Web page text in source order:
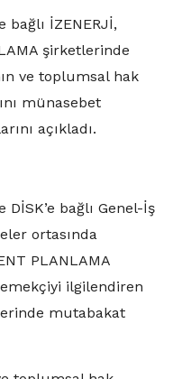
bağlı İZENERJİ,
şirketlerinde
ve toplumsal hak
münasebet
açıkladı.
bağlı Genel-İş
ortasında
PLANLAMA
ilgilendiren
mutabakat